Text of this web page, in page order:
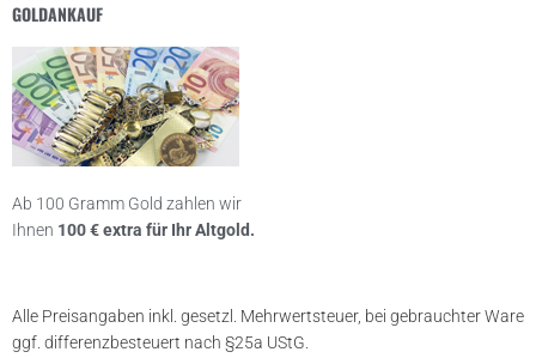
GOLDANKAUF
Ab 100 Gramm Gold zahlen wir
Ihnen 100 € extra für Ihr Altgold.
Alle Preisangaben inkl. gesetzl. Mehrwertsteuer, bei gebrauchter Ware
ggf. differenzbesteuert nach §25a UStG.